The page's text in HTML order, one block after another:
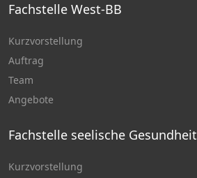
Fachstelle West-BB
Kurzvorstellung
Auftrag
Team
Angebote
Fachstelle seelische Gesundheit
Kurzvorstellung